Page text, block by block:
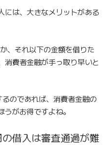
には、大きなメリットがある
、それ以下の金額を借りた
消費者金融が手っ取り早いと
のであれば、消費者金融の
がお得ですよね。
借入は審査通過が難